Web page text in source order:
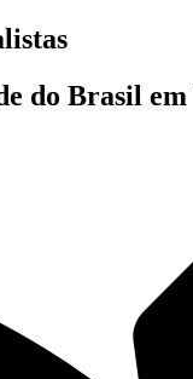
do Brasil